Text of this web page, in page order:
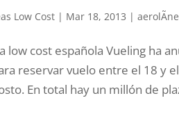
Low Cost | Mar 18, 2013 |
low cost española Vueling ha
reservar vuelo entre el 18 y
En total hay un millón de